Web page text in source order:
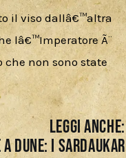
il viso dallâ€™altra
lâ€™Imperatore Ã¨
non sono state
LEGGI ANCHE:
DUNE: I SARDAUKAR